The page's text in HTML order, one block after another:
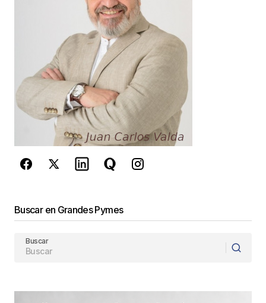
6 abril, 2019 at 11:29 am
Responder
Tu dirección de correo electrónico no será
publicada.
Los campos obligatorios están
marcados con*
Comentario*
Your Name
Buscar en Grandes Pymes
Buscar